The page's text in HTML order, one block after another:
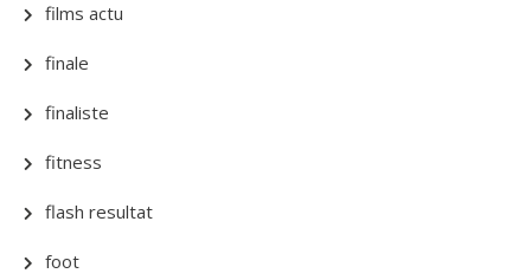
films actu
finale
finaliste
fitness
flash resultat
foot